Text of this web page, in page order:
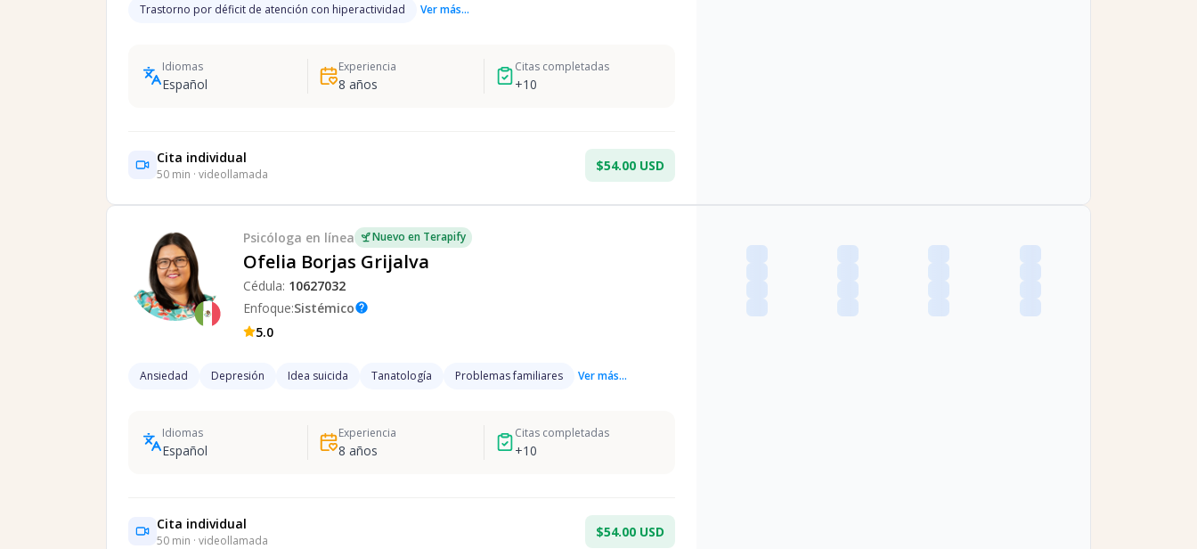
Trastorno por déficit de atención con hiperactividad
Ver más...
Idiomas
Español
Experiencia
8 años
Citas completadas
+10
Cita individual
50 min · videollamada
$54.00 USD
Psicóloga en línea Nuevo en Terapify
Ofelia Borjas Grijalva
Cédula: 10627032
Enfoque:Sistémicohelp
5.0
Ansiedad Depresión Idea suicida Tanatología Problemas familiares Ver más...
Idiomas
Español
Experiencia
8 años
Citas completadas
+10
Cita individual
50 min · videollamada
$54.00 USD